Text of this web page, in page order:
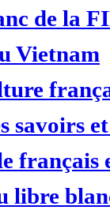
de la
Vietnam
savoirs
libre